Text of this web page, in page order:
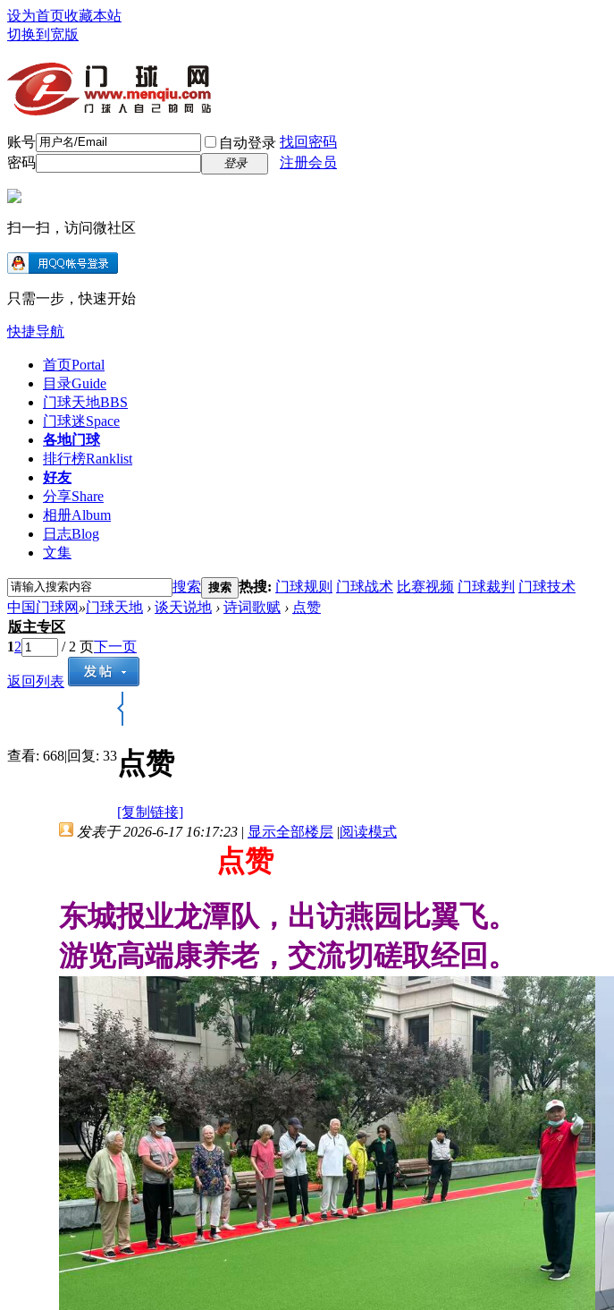
设为首页收藏本站
切换到宽版
账号 自动登录 找回密码
密码
登录 注册会员
扫一扫，访问微社区
只需一步，快速开始
快捷导航
首页Portal
目录Guide
门球天地BBS
门球迷Space
各地门球
排行榜Ranklist
好友
分享Share
相册Album
日志Blog
文集
搜索 搜索 热搜: 门球规则 门球战术 比赛视频 门球裁判 门球技术
中国门球网 »门球天地 › 谈天说地 › 诗词歌赋 › 点赞
版主专区
12 / 2 页下一页
返回列表
查看: 668|回复: 33点赞
[复制链接]
发表于 2026-6-17 16:17:23 | 显示全部楼层 |阅读模式
点赞
东城报业龙潭队，出访燕园比翼飞。
游览高端康养老，交流切磋取经回。